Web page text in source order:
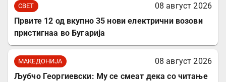
СВЕТ
08 август 2026
Првите 12 од вкупно 35 нови електрични возови
пристигнаа во Бугарија
МАКЕДОНИЈА
08 август 2026
Љубчо Георгиевски: Му се смеат дека со читање